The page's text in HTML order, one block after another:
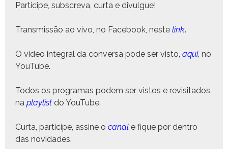
Par­ticipe, sub­scre­va, cur­ta e divulgue!
Trans­mis­são ao vivo, no Face­book, neste link.
O video inte­gral da con­ver­sa pode ser vis­to, aqui, no
YouTube.
Todos os pro­gra­mas podem ser vis­tos e revis­i­ta­dos,
na playlist do YouTube.
Cur­ta, par­ticipe, assine o canal e fique por den­tro
das novidades.